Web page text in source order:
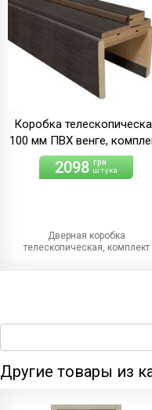
Коробка
100 мм ПВХ венге,
2098 грн
штука
Дверная коробка
телескопическая, комплект
Другие товары из